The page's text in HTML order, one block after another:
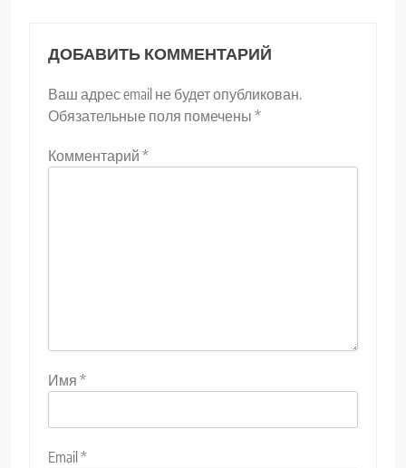
ДОБАВИТЬ КОММЕНТАРИЙ
Ваш адрес email не будет опубликован.
Обязательные поля помечены *
Комментарий *
Имя *
Email *